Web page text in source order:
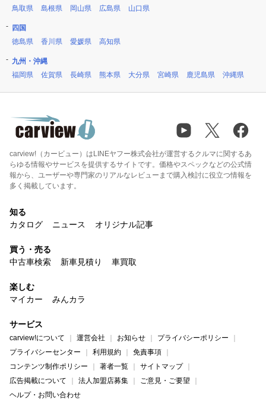
鳥取県
島根県 岡山県 広島県 山口県
四国
徳島県
香川県 愛媛県 高知県
九州・沖縄
福岡県
佐賀県 長崎県 熊本県 大分県 宮崎県 鹿児島県 沖縄県
carview!（カービュー）はLINEヤフー株式会社が運営するクルマに関するあ
らゆる情報やサービスを提供するサイトです。価格やスペックなどの公式情
報から、ユーザーや専門家のリアルなレビューまで購入検討に役立つ情報を
多く掲載しています。
知る
カタログ
ニュース オリジナル記事
買う・売る
中古車検索
新車見積り 車買取
楽しむ
マイカー
みんカラ
サービス
carview!について 運営会社 お知らせ
プライバシーポリシー
プライバシーセンター
利用規約
免責事項
コンテンツ制作ポリシー
著者一覧
サイトマップ
広告掲載について
法人加盟店募集
ご意見・ご要望
ヘルプ・お問い合わせ